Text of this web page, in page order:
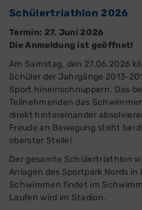
Schülertriathlon 2026
Termin: 27. Juni 2026
Die Anmeldung ist geöffnet!
Am Samstag, den 27.06.2026
Schüler der Jahrgänge 2013-
Sport hineinschnuppern. Das
Teilnehmenden das
direkt hintereinander
Freude an Bewegung steht bei
oberster Stelle!
Der gesamte Schülertriathlon
Anlagen des Sportpark Nords
Schwimmen findet im
Laufen wird im Stadion.